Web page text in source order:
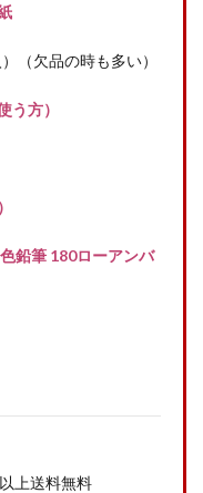
（欠品の時も多い）
う方）
鉛筆 180ローアンバ
上送料無料